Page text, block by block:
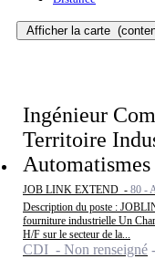
Afficher la carte
Ingénieur
Territoire
JOB LINK EXTEND - 80 -
Description du poste :
fourniture industrielle Un
H/F sur le secteur de la...
CDI - Non renseigné